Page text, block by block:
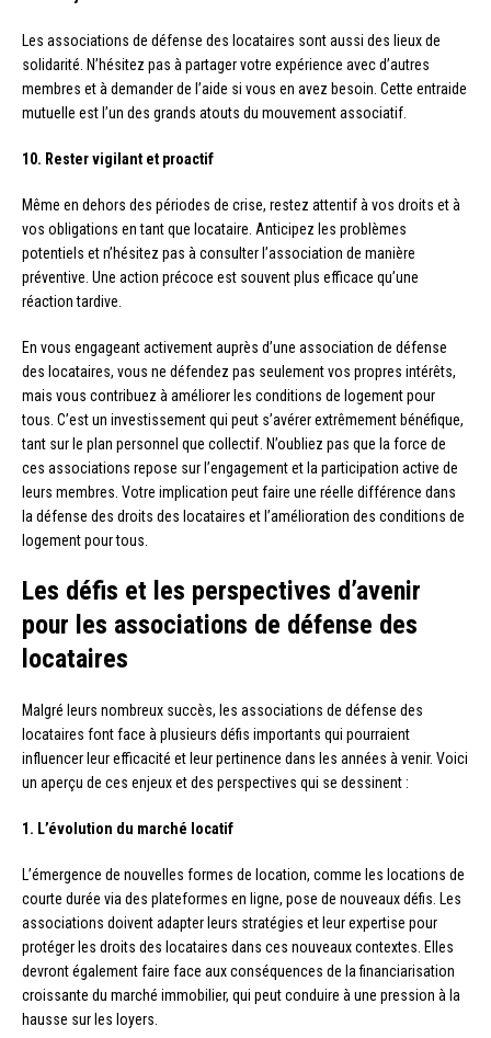
Les associations de défense des locataires sont aussi des lieux de
solidarité. N’hésitez pas à partager votre expérience avec d’autres
membres et à demander de l’aide si vous en avez besoin. Cette entraide
mutuelle est l’un des grands atouts du mouvement associatif.
10. Rester vigilant et proactif
Même en dehors des périodes de crise, restez attentif à vos droits et à
vos obligations en tant que locataire. Anticipez les problèmes
potentiels et n’hésitez pas à consulter l’association de manière
préventive. Une action précoce est souvent plus efficace qu’une
réaction tardive.
En vous engageant activement auprès d’une association de défense
des locataires, vous ne défendez pas seulement vos propres intérêts,
mais vous contribuez à améliorer les conditions de logement pour
tous. C’est un investissement qui peut s’avérer extrêmement bénéfique,
tant sur le plan personnel que collectif. N’oubliez pas que la force de
ces associations repose sur l’engagement et la participation active de
leurs membres. Votre implication peut faire une réelle différence dans
la défense des droits des locataires et l’amélioration des conditions de
logement pour tous.
Les défis et les perspectives d’avenir
pour les associations de défense des
locataires
Malgré leurs nombreux succès, les associations de défense des
locataires font face à plusieurs défis importants qui pourraient
influencer leur efficacité et leur pertinence dans les années à venir. Voici
un aperçu de ces enjeux et des perspectives qui se dessinent :
1. L’évolution du marché locatif
L’émergence de nouvelles formes de location, comme les locations de
courte durée via des plateformes en ligne, pose de nouveaux défis. Les
associations doivent adapter leurs stratégies et leur expertise pour
protéger les droits des locataires dans ces nouveaux contextes. Elles
devront également faire face aux conséquences de la financiarisation
croissante du marché immobilier, qui peut conduire à une pression à la
hausse sur les loyers.